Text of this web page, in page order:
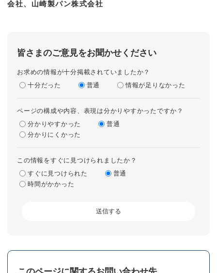
会社、山崎製パン株式会社
皆さまのご意見をお聞かせください
お求めの情報が十分掲載されていましたか？
十分だった
普通 情報が足りなかった
ページの構成や内容、表現は分かりやすかったですか？
分かりやすかった
普通
分かりにくかった
この情報をすぐに見つけられましたか？
すぐに見つけられた
普通
時間がかかった